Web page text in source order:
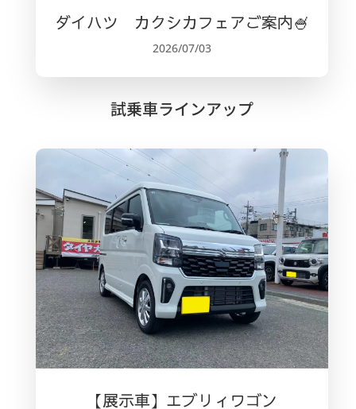
ダイハツ カクシカフェアご案内🍧
2026/07/03
試乗車ラインアップ
【展示車】エブリィワゴン